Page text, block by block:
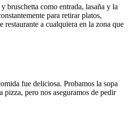
bruschetta como entrada, lasaña y la
para retirar platos,
a cualquiera en la zona que
fue deliciosa. Probamos la sopa
pizza, pero nos aseguramos de pedir